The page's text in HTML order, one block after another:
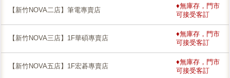
【新竹NOVA二店】筆電專賣店
♦無庫存，門市
可接受客訂
【新竹NOVA三店】1F華碩專賣店
♦無庫存，門市
可接受客訂
【新竹NOVA五店】1F宏碁專賣店
♦無庫存，門市
可接受客訂